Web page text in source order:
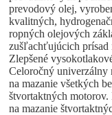
prevodový olej,
kvalitných,
ropných olejových
zušľachťujúcich prísad
Zlepšené
Celoročný univerzálny
na mazanie všetkých
štvortaktných
na mazanie